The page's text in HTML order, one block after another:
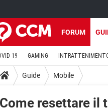
FORUM
19 GAMING
Guide Mobile
Come resettare il